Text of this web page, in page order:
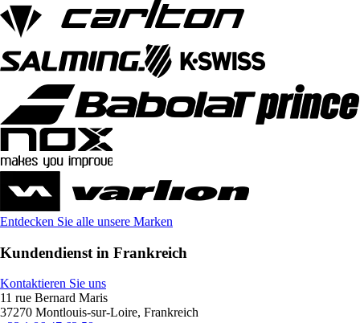
Entdecken Sie alle unsere Marken
Kundendienst in Frankreich
Kontaktieren Sie uns
11 rue Bernard Maris
37270 Montlouis-sur-Loire, Frankreich